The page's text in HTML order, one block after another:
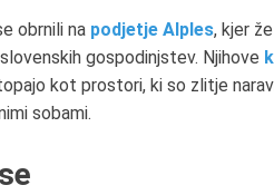
obrnili na podjetje Alples, kjer
gospodinjstev. Njihove
kot prostori, ki so zlitje
sobami.